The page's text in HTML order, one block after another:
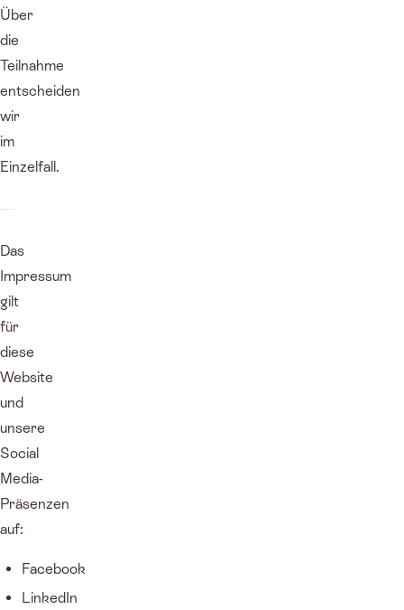
Über
die
Teilnahme
entscheiden
wir
im
Einzelfall.
Das
Impressum
gilt
für
diese
Website
und
unsere
Social
Media-
Präsenzen
auf:
Facebook
LinkedIn